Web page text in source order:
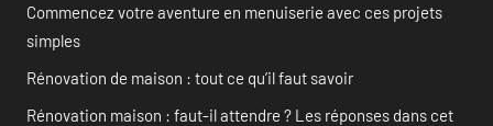
Commencez votre aventure en menuiserie avec ces projets
simples
Rénovation de maison : tout ce qu’il faut savoir
Rénovation maison : faut-il attendre ? Les réponses dans cet